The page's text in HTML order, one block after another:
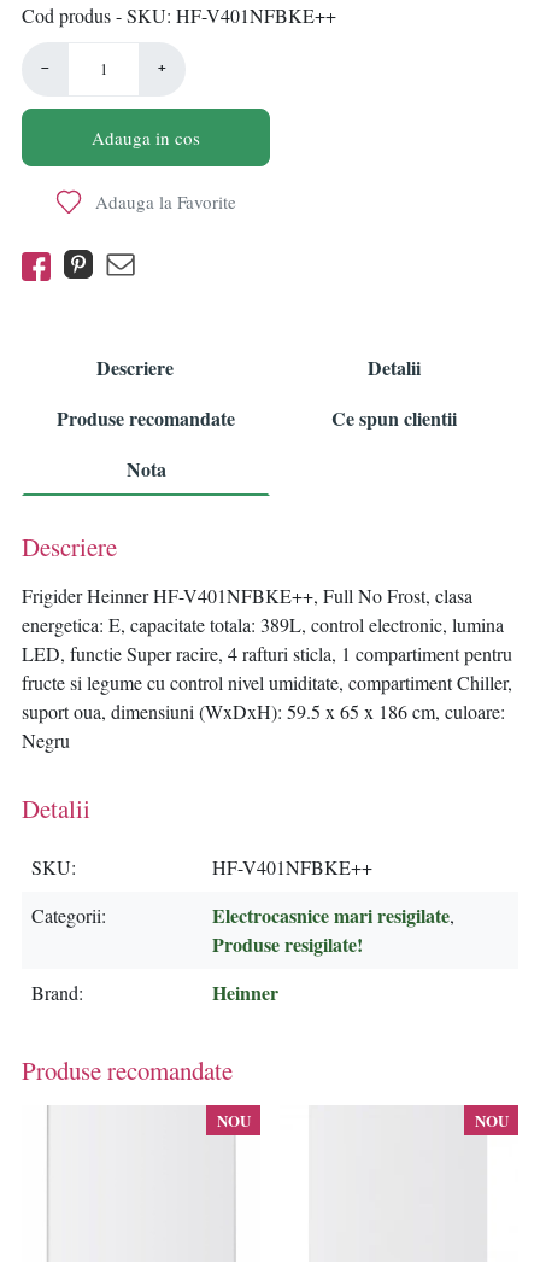
Cod produs - SKU HF-V401NFBKE++
− +
Adauga in cos
Adauga la Favorite
Descriere
Detalii
Produse recomandate
Ce spun clientii
Nota
Descriere
Frigider Heinner HF-V401NFBKE++, Full No Frost, clasa
energetica: E, capacitate totala: 389L, control electronic, lumina
LED, functie Super racire, 4 rafturi sticla, 1 compartiment pentru
fructe si legume cu control nivel umiditate, compartiment Chiller,
suport oua, dimensiuni (WxDxH): 59.5 x 65 x 186 cm, culoare:
Negru
Detalii
SKU
HF-V401NFBKE++
Categorii
Electrocasnice mari resigilate,
Produse resigilate!
Brand Heinner
Produse recomandate
NOU NOU